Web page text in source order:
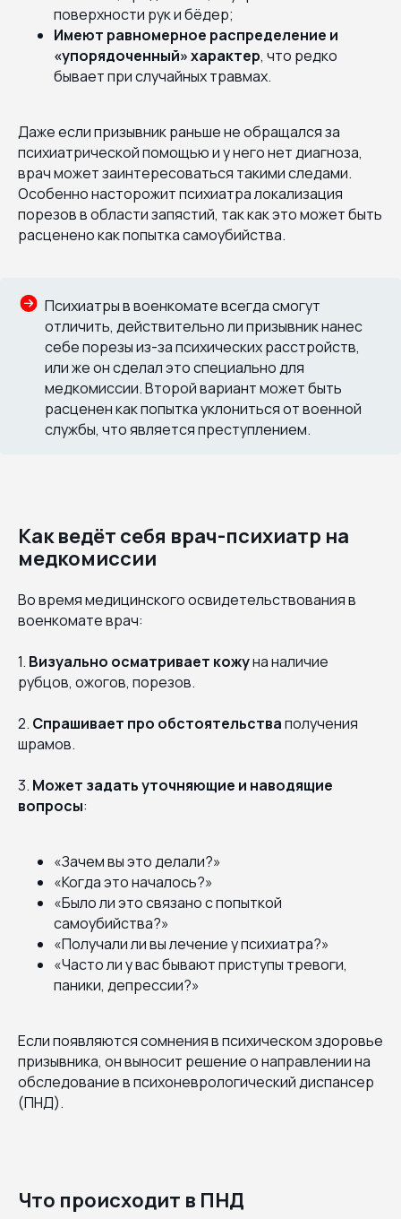
поверхности рук и бёдер;
Имеют равномерное распределение и
«упорядоченный» характер, что редко
бывает при случайных травмах.
Даже если призывник раньше не обращался за
психиатрической помощью и у него нет диагноза,
врач может заинтересоваться такими следами.
Особенно насторожит психиатра локализация
порезов в области запястий, так как это может быть
расценено как попытка самоубийства.
Психиатры в военкомате всегда смогут
отличить, действительно ли призывник нанес
себе порезы из-за психических расстройств,
или же он сделал это специально для
медкомиссии. Второй вариант может быть
расценен как попытка уклониться от военной
службы, что является преступлением.
Как ведёт себя врач-психиатр на
медкомиссии
Во время медицинского освидетельствования в
военкомате врач:
1. Визуально осматривает кожуна наличие
рубцов, ожогов, порезов.
2. Спрашивает про обстоятельстваполучения
шрамов.
3. Может задать уточняющие и наводящие
вопросы:
«Зачем вы это делали?»
«Когда это началось?»
«Было ли это связано с попыткой
самоубийства?»
«Получали ли вы лечение у психиатра?»
«Часто ли у вас бывают приступы тревоги,
паники, депрессии?»
Если появляются сомнения в психическом здоровье
призывника, он выносит решение о направлении на
обследование в психоневрологический диспансер
(ПНД).
Что происходит в ПНД